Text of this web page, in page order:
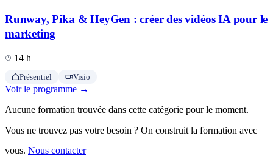
Runway, Pika & HeyGen : créer des vidéos IA pour le
marketing
14 h
Présentiel Visio
Voir le programme →
Aucune formation trouvée dans cette catégorie pour le moment.
Vous ne trouvez pas votre besoin ? On construit la formation avec
vous. Nous contacter